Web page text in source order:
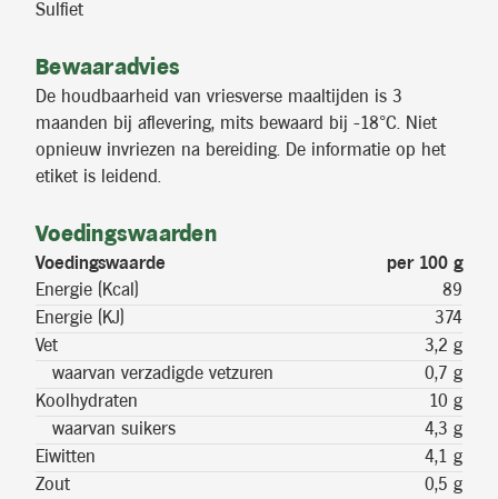
Sulfiet
Bewaaradvies
De houdbaarheid van vriesverse maaltijden is 3
maanden bij aflevering, mits bewaard bij -18°C. Niet
opnieuw invriezen na bereiding. De informatie op het
etiket is leidend.
Voedingswaarden
Voedingswaarde
per 100 g
Energie (Kcal)
89
Energie (KJ)
374
Vet
3,2 g
waarvan verzadigde vetzuren
0,7 g
Koolhydraten
10 g
waarvan suikers
4,3 g
Eiwitten
4,1 g
Zout
0,5 g